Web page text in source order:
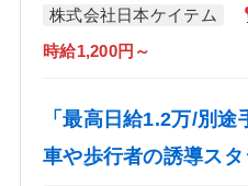
株式会社日本ケイテム
時給1,200円～
「最高日給1.2万/別
車や歩行者の誘導スタ